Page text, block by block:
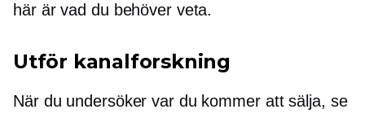
här är vad du behöver veta.
Utför kanalforskning
När du undersöker var du kommer att sälja, se